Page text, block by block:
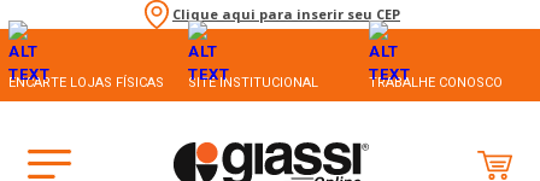
Clique aqui para inserir seu CEP
ENCARTE LOJAS FÍSICAS SITE INSTITUCIONAL TRABALHE CONOSCO